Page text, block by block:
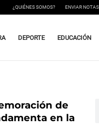
¿QUIÉNES SOMOS? ENVIAR
DEPORTE EDUCACIÓN
de
en la